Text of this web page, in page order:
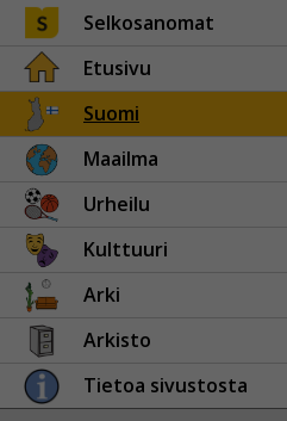
Selkosanomat
Etusivu
Suomi
Maailma
Urheilu
Kulttuuri
Arki
Arkisto
Tietoa sivustosta